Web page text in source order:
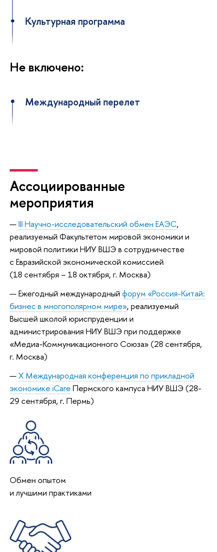
Культурная программа
Не включено:
Международный перелет
Ассоциированные
мероприятия
III Научно-исследовательский обмен ЕАЭС,
реализуемый Факультетом мировой экономики и
мировой политики НИУ ВШЭ в сотрудничестве
с Евразийской экономической комиссией
(18 сентября – 18 октября, г. Москва)
Ежегодный международный форум «Россия-Китай:
бизнес в многополярном мире», реализуемый
Высшей школой юриспруденции и
администрирования НИУ ВШЭ при поддержке
«Медиа-Коммуникационного Союза» (28 сентября,
г. Москва)
X Международная конференция по прикладной
экономике iCare Пермского кампуса НИУ ВШЭ (28-
29 сентября, г. Пермь)
Обмен опытом
и лучшими практиками